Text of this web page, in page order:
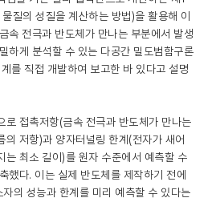
질의 성질을 계산하는 방법)을 활용해 이
속 전극과 반도체가 만나는 부분에서 발생
하게 분석할 수 있는 다공간 밀도범함구론
를 직접 개발하여 보고한 바 있다고 설명
로 접촉저항(금속 전극과 반도체가 만나는
의 저항)과 양자터널링 한계(전자가 새어
는 최소 길이)를 원자 수준에서 예측할 수
했다. 이는 실제 반도체를 제작하기 전에
의 성능과 한계를 미리 예측할 수 있다는